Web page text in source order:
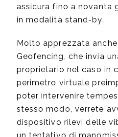
assicura fino a novanta
in modalità stand-by.
Molto apprezzata
Geofencing, che invia
proprietario nel caso in
perimetro virtuale
poter intervenire
stesso modo, verrete
dispositivo rilevi delle
un tentativo di